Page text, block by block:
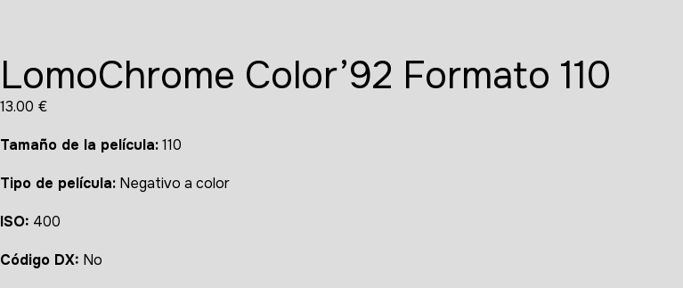
LomoChrome Color’92 Formato 110
13.00 €
Tamaño de la película:110
Tipo de película: Negativo a color
ISO: 400
Código DX: No